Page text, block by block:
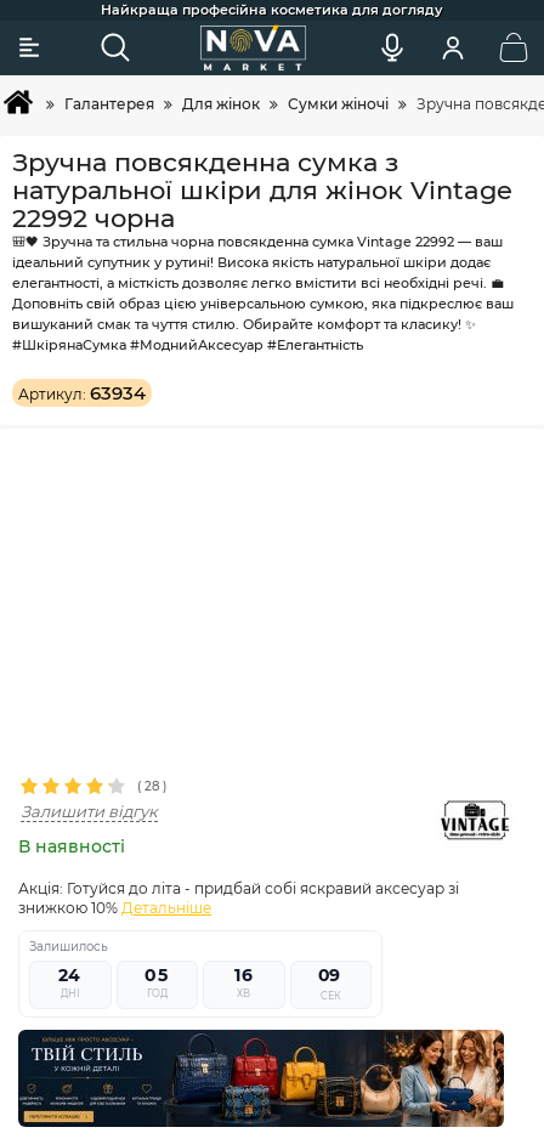
Сковорідки для індукції, гриля та щоденного готування
Більше 2х покупок - постійний клієнт - тоді вам знижка ;)
Акції та додаткові знижки для постійних клієнтів
Найкраща професійна косметика для догляду
Широкий вибір товарів та зручний підбір
Швидка доставка по Україні
Покупка товарів в кредит
Галантерея Для жінок Сумки жіночі Зручна
Зручна повсякденна сумка з
натуральної шкіри для жінок Vintage
22992 чорна
🎒🖤 Зручна та стильна чорна повсякденна сумка Vintage 22992 — ваш
ідеальний супутник у рутині! Висока якість натуральної шкіри додає
елегантності, а місткість дозволяє легко вмістити всі необхідні речі. 💼
Доповніть свій образ цією універсальною сумкою, яка підкреслює ваш
вишуканий смак та чуття стилю. Обирайте комфорт та класику! ✨
#ШкірянаСумка #МоднийАксесуар #Елегантність
Артикул: 63934
Суперціна
( 28 )
Залишити відгук
В наявності
Акція: Готуйся до літа - придбай собі яскравий аксесуар зі
знижкою 10% Детальніше
Залишилось
24
ДНІ
05
ГОД
16
ХВ
0
8
7
СЕК